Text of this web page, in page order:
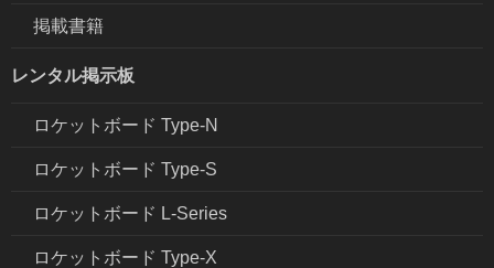
掲載書籍
レンタル掲示板
ロケットボード Type-N
ロケットボード Type-S
ロケットボード L-Series
ロケットボード Type-X